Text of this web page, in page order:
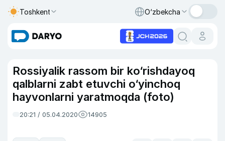
Toshkent O‘zbekcha
Rossiyalik rassom bir ko‘rishdayoq
qalblarni zabt etuvchi o‘yinchoq
hayvonlarni yaratmoqda (foto)
20:21 / 05.04.2020 14905